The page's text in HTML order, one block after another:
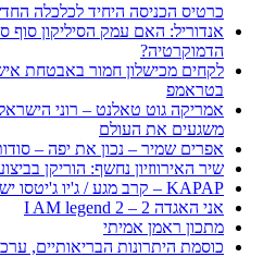
כרטיס הכניסה היחיד לכלכלה
אנדוריל: האם עמק הסיליקון
הדמוקרטיה?
לקחים מכישלון חמור באבטחת
בטראמפ
משגעים את העולם
אפרים שמיר – נכון את יפה –
שיר האירווזיון נחשף: הוריקן
KAPAP – קרב מגע / ג'יו ג'יטסו ישראלי
אני האגדה 2 – I AM legend 2
מתכון ראמן אמיתי
כוסמת היתרונות הבריאותיים,